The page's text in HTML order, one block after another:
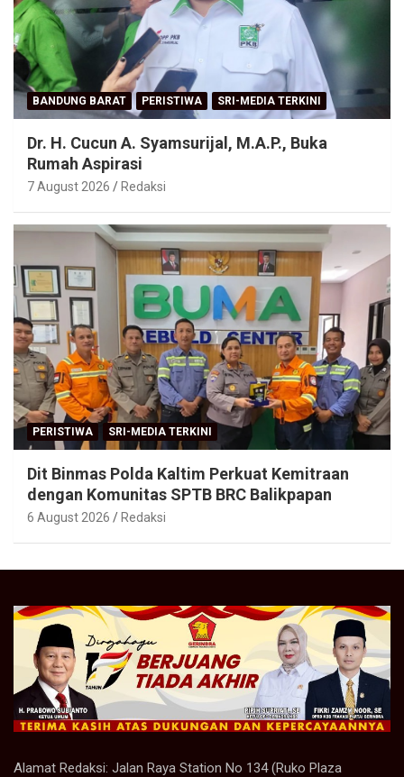
BANDUNG BARAT PERISTIWA SRI-MEDIA TERKINI
Dr. H. Cucun A. Syamsurijal, M.A.P., Buka
Rumah Aspirasi
7 August 2026 Redaksi
PERISTIWA SRI-MEDIA TERKINI
Dit Binmas Polda Kaltim Perkuat Kemitraan
dengan Komunitas SPTB BRC Balikpapan
6 August 2026 Redaksi
Alamat Redaksi: Jalan Raya Station No 134 (Ruko Plaza